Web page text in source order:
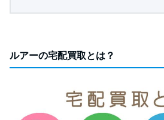
ルアーの宅配買取とは？